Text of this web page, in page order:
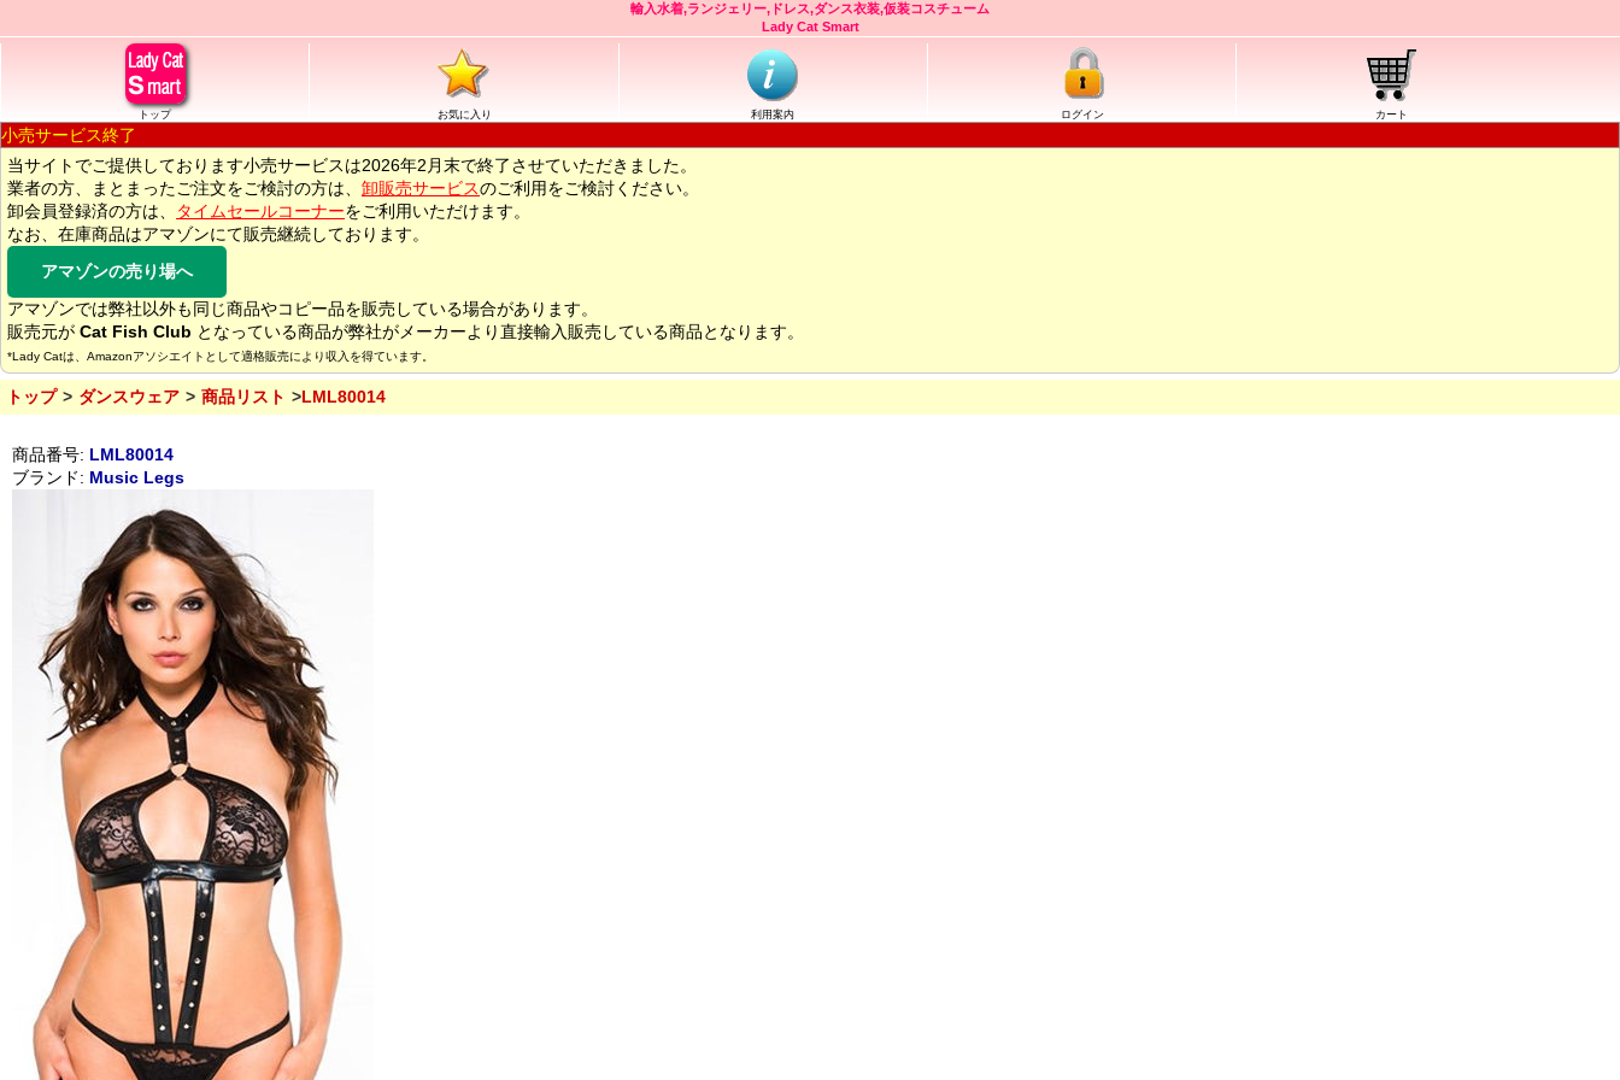
輸入水着,ランジェリー,ドレス,ダンス衣装,仮装コスチューム
Lady Cat Smart
トップ お気に入り 利用案内 ログイン カート
小売サービス終了
当サイトでご提供しております小売サービスは2026年2月末で終了させていただきました。
業者の方、まとまったご注文をご検討の方は、 卸販売サービスのご利用をご検討ください。
卸会員登録済の方は、
タイムセールコーナーをご利用いただけます。
なお、在庫商品はアマゾンにて販売継続しております。
アマゾンの売り場へ
アマゾンでは弊社以外も同じ商品やコピー品を販売している場合があります。
販売元が Cat Fish Club となっている商品が弊社がメーカーより直接輸入販売している商品となります。
*Lady Catは、Amazonアソシエイトとして適格販売により収入を得ています。
トップ ダンスウェア 商品リスト LML80014
商品番号: LML80014
ブランド: Music Legs